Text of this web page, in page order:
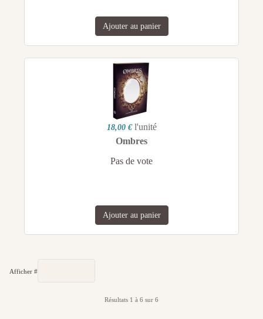
Ajouter au panier
18,00 € l'unité
Ombres
Pas de vote
Ajouter au panier
Afficher #
Résultats 1 à 6 sur 6